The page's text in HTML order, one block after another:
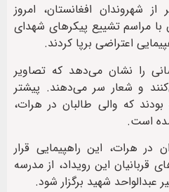
شهروندان افغانستان، امروز
هم‌زمان با مراسم تشییع پیکرهای شهدای
اعتراضی برپا کردند.
را نشان می‌دهد که تصاویر
و شعار سر می‌دهند. پیشتر
که والی طالبان در هرات،
است.
در هرات، این راهپیمایی قرار
قربانیان این رویداد، از مدرسه
عبدالواحد شهید برگزار شود.